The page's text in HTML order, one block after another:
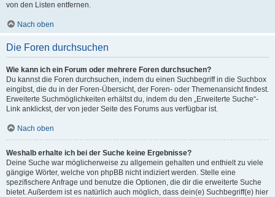
von den Listen entfernen.
Nach oben
Die Foren durchsuchen
Wie kann ich ein Forum oder mehrere Foren durchsuchen?
Du kannst die Foren durchsuchen, indem du einen Suchbegriff in die Suchbox
eingibst, die du in der Foren-Übersicht, der Foren- oder Themenansicht findest.
Erweiterte Suchmöglichkeiten erhältst du, indem du den „Erweiterte Suche“-
Link anklickst, der von jeder Seite des Forums aus verfügbar ist.
Nach oben
Weshalb erhalte ich bei der Suche keine Ergebnisse?
Deine Suche war möglicherweise zu allgemein gehalten und enthielt zu viele
gängige Wörter, welche von phpBB nicht indiziert werden. Stelle eine
spezifischere Anfrage und benutze die Optionen, die dir die erweiterte Suche
bietet. Außerdem ist es natürlich auch möglich, dass dein(e) Suchbegriff(e) hier